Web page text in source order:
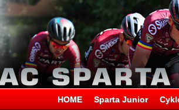
HOME Sparta Junior